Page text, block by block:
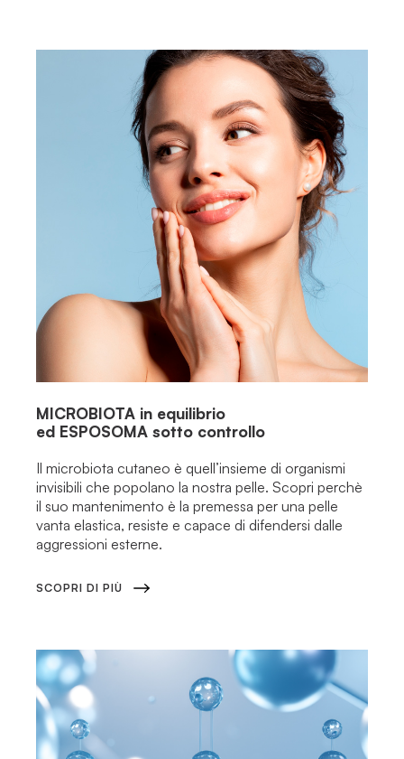
MICROBIOTA in equilibrio
ed ESPOSOMA sotto controllo
Il microbiota cutaneo è quell’insieme di organismi
invisibili che popolano la nostra pelle. Scopri perchè
il suo mantenimento è la premessa per una pelle
vanta elastica, resiste e capace di difendersi dalle
aggressioni esterne.
SCOPRI DI PIÙ